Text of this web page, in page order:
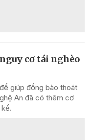
cơ tái nghèo
giúp đồng bào thoát
An đã có thêm cơ